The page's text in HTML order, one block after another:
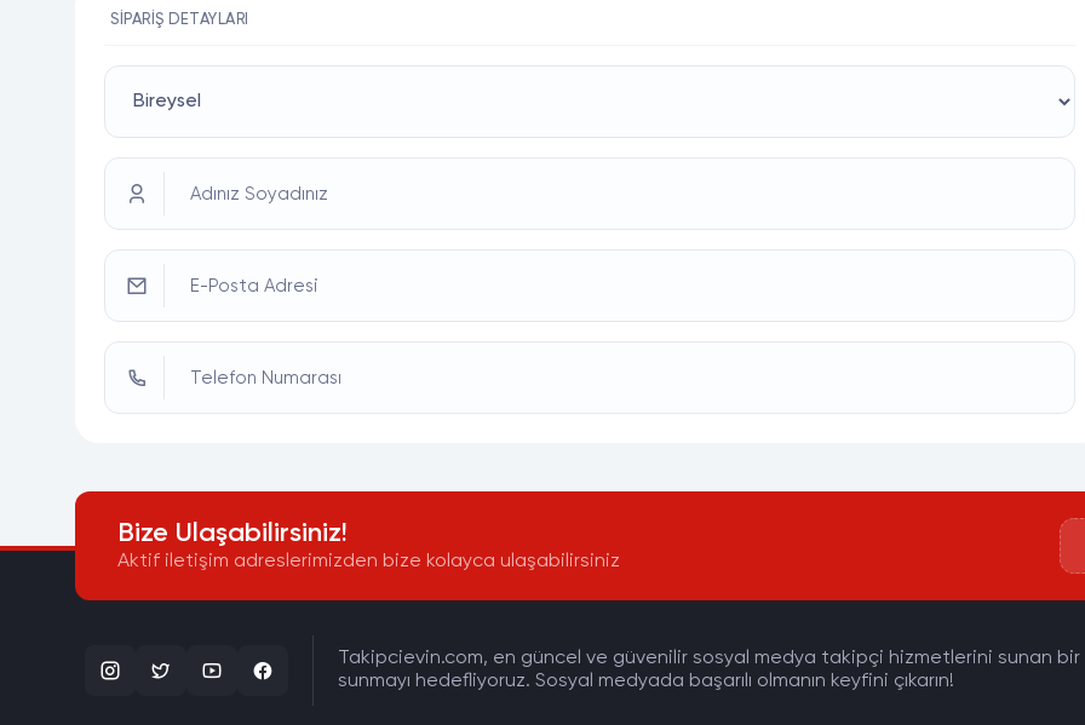
SIPARIŞ DETAYLARI
Adınız Soyadınız
E-Posta Adresi
Telefon Numarası
Bize Ulaşabilirsiniz!
Aktif iletişim adreslerimizden bize kolayca ulaşabilirsiniz
Takipcievin.com, en güncel ve güvenilir sosyal medya takipçi hizmetlerini sunan bir
sunmayı hedefliyoruz. Sosyal medyada başarılı olmanın keyfini çıkarın!